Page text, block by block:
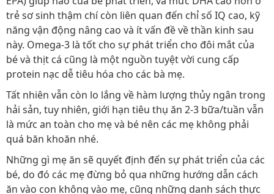
trẻ sơ sinh thậm chí còn liên quan đến chỉ số IQ cao, kỹ
năng vận động nâng cao và ít vấn đề về thần kinh sau
này. Omega-3 là tốt cho sự phát triển cho đôi mắt của
bé và thịt cá cũng là một nguồn tuyệt vời cung cấp
protein nạc dễ tiêu hóa cho các bà mẹ.
Tất nhiên vẫn còn lo lắng về hàm lượng thủy ngân trong
hải sản, tuy nhiên, giới hạn tiêu thụ ăn 2-3 bữa/tuần vẫn
là mức an toàn cho mẹ và bé nên các mẹ không phải
quá băn khoăn nhé.
Những gì mẹ ăn sẽ quyết định đến sự phát triển của các
bé, do đó các mẹ đừng bỏ qua những hướng dẫn cách
ăn vào con không vào mẹ, cũng những danh sách thực